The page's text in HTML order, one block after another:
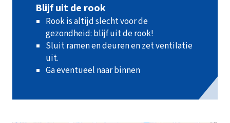
Blijf uit de rook
Rook is altijd slecht voor de
gezondheid: blijf uit de rook!
Sluit ramen en deuren en zet ventilatie
uit.
Ga eventueel naar binnen